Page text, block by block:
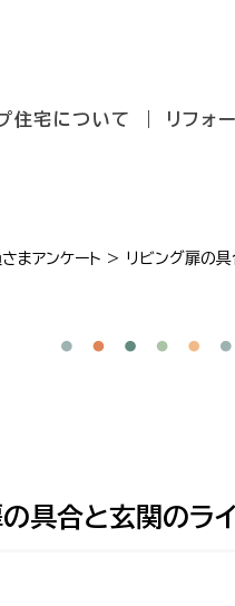
住宅について リフォ
まアンケート > リビング扉の
の具合と玄関のラ